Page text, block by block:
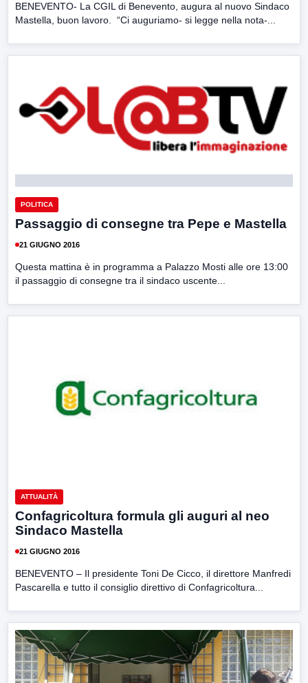
BENEVENTO- La CGIL di Benevento, augura al nuovo Sindaco
Mastella, buon lavoro. “Ci auguriamo- si legge nella nota-...
POLITICA
Passaggio di consegne tra Pepe e Mastella
21 GIUGNO 2016
Questa mattina è in programma a Palazzo Mosti alle ore 13:00
il passaggio di consegne tra il sindaco uscente...
ATTUALITÀ
Confagricoltura formula gli auguri al neo
Sindaco Mastella
21 GIUGNO 2016
BENEVENTO – Il presidente Toni De Cicco, il direttore Manfredi
Pascarella e tutto il consiglio direttivo di Confagricoltura...